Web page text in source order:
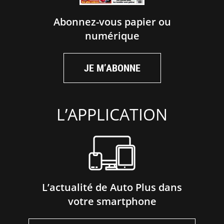
Abonnez-vous papier ou
numérique
JE M’ABONNE
L’APPLICATION
L’actualité de Auto Plus dans
votre smartphone